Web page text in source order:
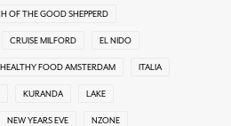
OF THE GOOD SHEPPERD
CRUISE MILFORD EL NIDO
HEALTHY FOOD AMSTERDAM ITALIA
KURANDA LAKE
NEW YEARS EVE NZONE